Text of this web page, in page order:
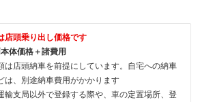
店頭乗り出し価格です
体価格＋諸費用
店頭納車を前提にしています。自宅への納車
は、別途納車費用がかかります
支局以外で登録する際や、車の定置場所、登